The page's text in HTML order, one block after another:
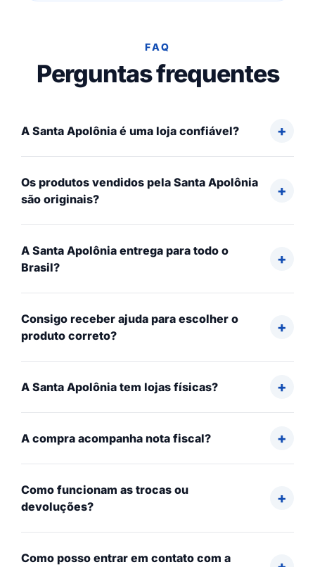
FAQ
Perguntas frequentes
A Santa Apolônia é uma loja confiável?
Os produtos vendidos pela Santa Apolônia
são originais?
A Santa Apolônia entrega para todo o
Brasil?
Consigo receber ajuda para escolher o
produto correto?
A Santa Apolônia tem lojas físicas?
A compra acompanha nota fiscal?
Como funcionam as trocas ou
devoluções?
Como posso entrar em contato com a